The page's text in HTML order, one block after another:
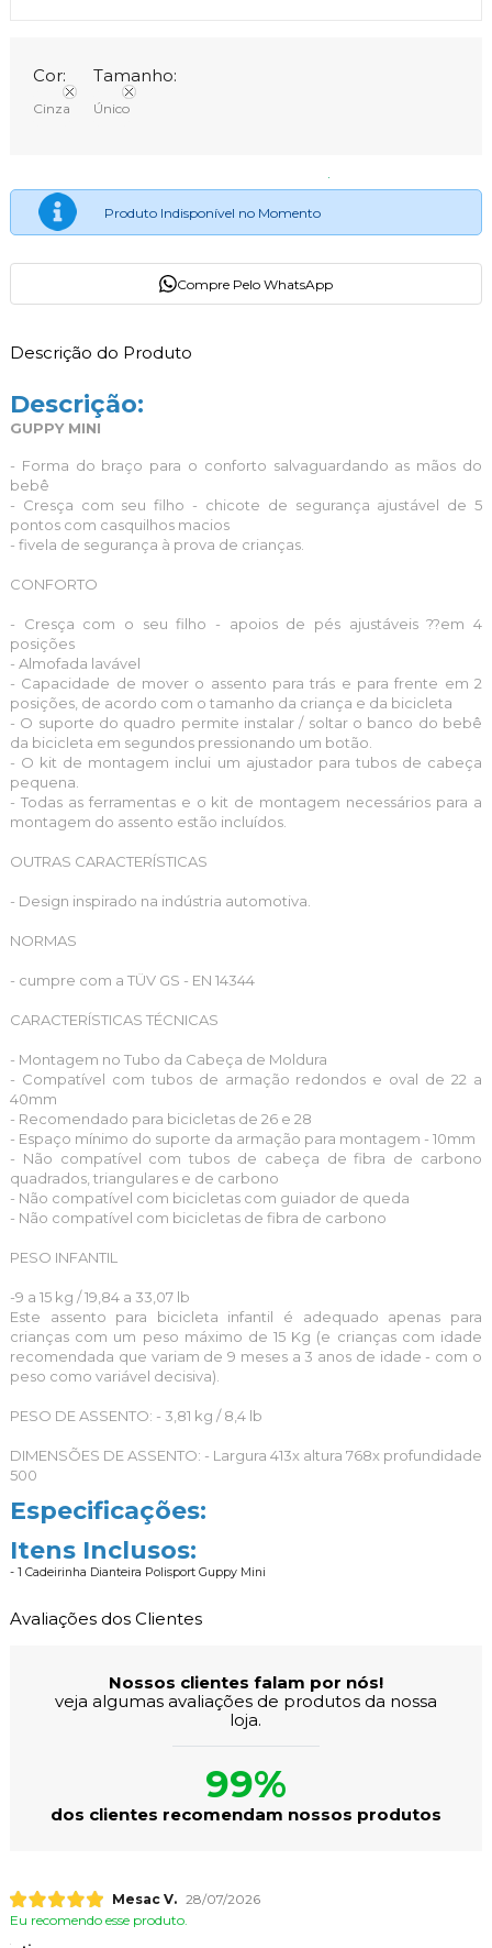
Cor:
Cinza
Tamanho:
Único
Produto Indisponível no Momento
Compre Pelo WhatsApp
Descrição do Produto
Descrição:
GUPPY MINI
- Forma do braço para o conforto salvaguardando as mãos do
bebê
- Cresça com seu filho - chicote de segurança ajustável de 5
pontos com casquilhos macios
- fivela de segurança à prova de crianças.
CONFORTO
- Cresça com o seu filho - apoios de pés ajustáveis ??em 4
posições
- Almofada lavável
- Capacidade de mover o assento para trás e para frente em 2
posições, de acordo com o tamanho da criança e da bicicleta
- O suporte do quadro permite instalar / soltar o banco do bebê
da bicicleta em segundos pressionando um botão.
- O kit de montagem inclui um ajustador para tubos de cabeça
pequena.
- Todas as ferramentas e o kit de montagem necessários para a
montagem do assento estão incluídos.
OUTRAS CARACTERÍSTICAS
- Design inspirado na indústria automotiva.
NORMAS
- cumpre com a TÜV GS - EN 14344
CARACTERÍSTICAS TÉCNICAS
- Montagem no Tubo da Cabeça de Moldura
- Compatível com tubos de armação redondos e oval de 22 a
40mm
- Recomendado para bicicletas de 26 e 28
- Espaço mínimo do suporte da armação para montagem - 10mm
- Não compatível com tubos de cabeça de fibra de carbono
quadrados, triangulares e de carbono
- Não compatível com bicicletas com guiador de queda
- Não compatível com bicicletas de fibra de carbono
PESO INFANTIL
-9 a 15 kg / 19,84 a 33,07 lb
Este assento para bicicleta infantil é adequado apenas para
crianças com um peso máximo de 15 Kg (e crianças com idade
recomendada que variam de 9 meses a 3 anos de idade - com o
peso como variável decisiva).
PESO DE ASSENTO: - 3,81 kg / 8,4 lb
DIMENSÕES DE ASSENTO: - Largura 413x altura 768x profundidade
500
Especificações:
Itens Inclusos:
- 1 Cadeirinha Dianteira Polisport Guppy Mini
Avaliações dos Clientes
Nossos clientes falam por nós!
veja algumas avaliações de produtos da nossa
loja.
99%
dos clientes recomendam nossos produtos
Mesac V. 28/07/2026
Eu recomendo esse produto.